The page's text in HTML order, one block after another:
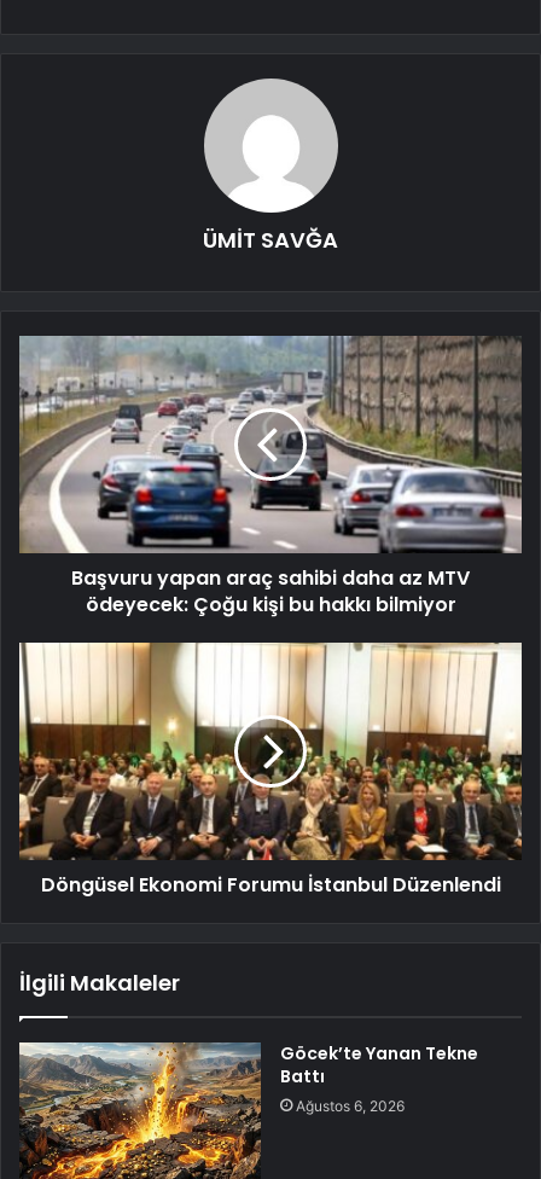
ÜMİT SAVĞA
Başvuru yapan araç sahibi daha az MTV
ödeyecek: Çoğu kişi bu hakkı bilmiyor
Döngüsel Ekonomi Forumu İstanbul Düzenlendi
İlgili Makaleler
Göcek’te Yanan Tekne
Battı
Ağustos 6, 2026